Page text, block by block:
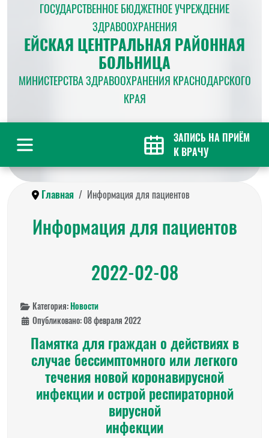
ГОСУДАРСТВЕННОЕ БЮДЖЕТНОЕ УЧРЕЖДЕНИЕ
ЗДРАВООХРАНЕНИЯ
ЕЙСКАЯ ЦЕНТРАЛЬНАЯ РАЙОННАЯ
БОЛЬНИЦА
МИНИСТЕРСТВА ЗДРАВООХРАНЕНИЯ КРАСНОДАРСКОГО
КРАЯ
ЗАПИСЬ НА ПРИЁМ
К ВРАЧУ
Главная Информация для пациентов
Информация для пациентов
2022-02-08
Категория:Новости
Опубликовано: 08 февраля 2022
Памятка для граждан о действиях в
случае бессимптомного или легкого
течения новой коронавирусной
инфекции и острой респираторной
вирусной
инфекции